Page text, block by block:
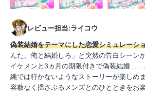
レビュー担当:ライコウ
偽装結婚をテーマにした恋愛シミュレーシ
んた、俺と結婚しろ」と突然の告白シーン
イケメンと3ヵ月の期限付きで偽装結婚……
縄では行かないようなストーリーが楽しめ
容赦なく揺さぶるメンズとのひとときをお